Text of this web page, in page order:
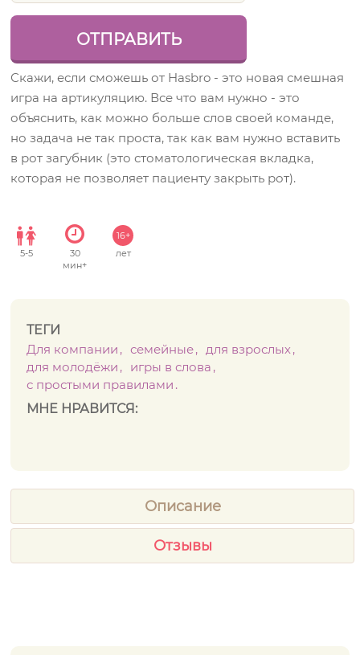
Скажи, если сможешь от Hasbro - это новая смешная
игра на артикуляцию. Все что вам нужно - это
объяснить, как можно больше слов своей команде,
но задача не так проста, так как вам нужно вставить
в рот загубник (это стоматологическая вкладка,
которая не позволяет пациенту закрыть рот).
5-5
30
мин+
16+
лет
ТЕГИ
Для компании
семейные
для взрослых
для молодёжи
игры в слова
с простыми правилами
МНЕ НРАВИТСЯ:
Описание
Отзывы